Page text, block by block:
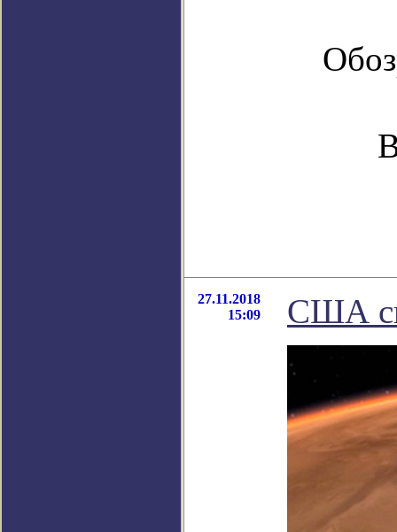
27.11.2018
15:09
США